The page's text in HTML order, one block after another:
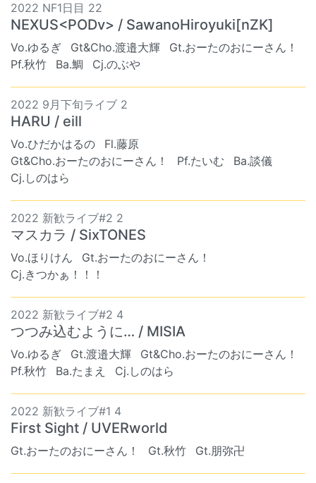
2022 NF1日目 22
NEXUS<PODv> / SawanoHiroyuki[nZK]
Vo.ゆるぎ Gt&Cho.渡邉大輝
Gt.おーたのおにーさん！
Pf.秋竹
Ba.鯛 Cj.のぶや
2022 9月下旬ライブ 2
HARU / eill
Vo.ひだかはるの
Fl.藤原
Gt&Cho.おーたのおにーさん！
Pf.たいむ
Ba.談儀
Cj.しのはら
2022 新歓ライブ#2 2
マスカラ / SixTONES
Vo.ほりけん
Gt.おーたのおにーさん！
Cj.きつかぁ！！！
2022 新歓ライブ#2 4
つつみ込むように… / MISIA
Vo.ゆるぎ Gt.渡邉大輝
Gt&Cho.おーたのおにーさん！
Pf.秋竹
Ba.たまえ Cj.しのはら
2022 新歓ライブ#1 4
First Sight / UVERworld
Gt.おーたのおにーさん！ Gt.秋竹 Gt.朋弥卍